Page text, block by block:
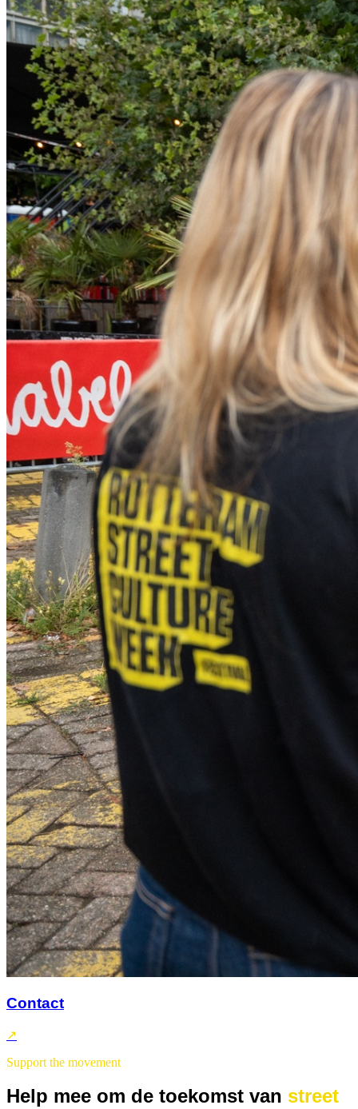
Contact
↗
Support the movement
Help mee om de toekomst van street